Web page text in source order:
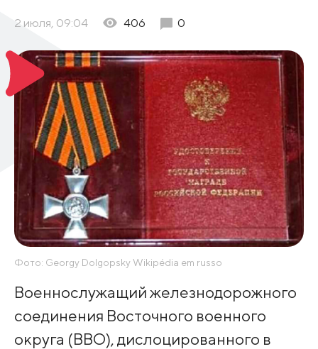
2 июля, 09:04 406 0
Фото: Georgy Dolgopsky Wikipédia em russo
Военнослужащий железнодорожного
соединения Восточного военного
округа (ВВО), дислоцированного в